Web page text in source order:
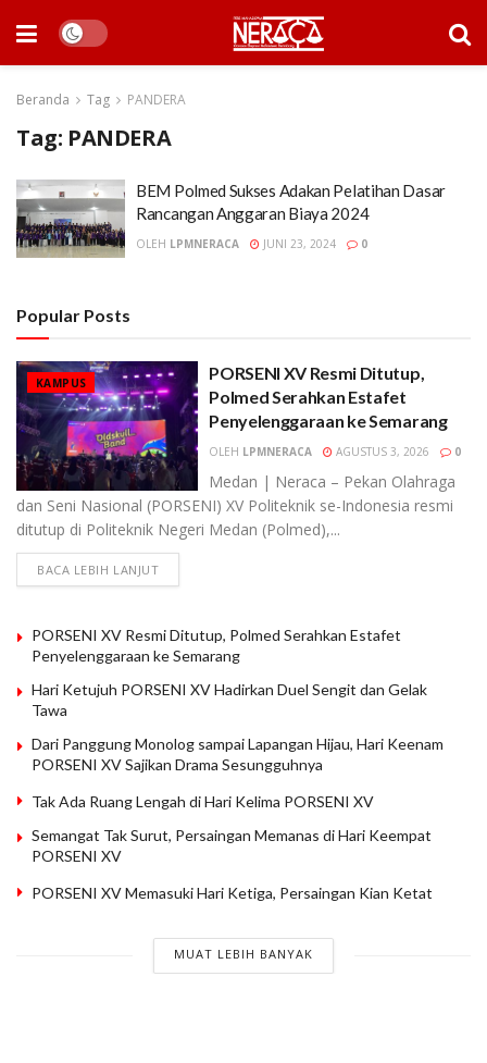
Beranda Tag PANDERA
Tag: PANDERA
BEM Polmed Sukses Adakan Pelatihan Dasar
Rancangan Anggaran Biaya 2024
OLEH LPMNERACA JUNI 23, 2024 0
Popular Posts
KAMPUS
PORSENI XV Resmi Ditutup,
Polmed Serahkan Estafet
Penyelenggaraan ke Semarang
OLEH LPMNERACA AGUSTUS 3, 2026 0
Medan | Neraca – Pekan Olahraga
dan Seni Nasional (PORSENI) XV Politeknik se-Indonesia resmi
ditutup di Politeknik Negeri Medan (Polmed),...
BACA LEBIH LANJUT
PORSENI XV Resmi Ditutup, Polmed Serahkan Estafet
Penyelenggaraan ke Semarang
Hari Ketujuh PORSENI XV Hadirkan Duel Sengit dan Gelak
Tawa
Dari Panggung Monolog sampai Lapangan Hijau, Hari Keenam
PORSENI XV Sajikan Drama Sesungguhnya
Tak Ada Ruang Lengah di Hari Kelima PORSENI XV
Semangat Tak Surut, Persaingan Memanas di Hari Keempat
PORSENI XV
PORSENI XV Memasuki Hari Ketiga, Persaingan Kian Ketat
MUAT LEBIH BANYAK